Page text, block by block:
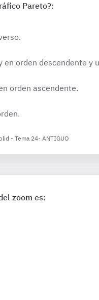
Pareto?:
en orden descendente
orden ascendente.
- Tema 24- ANTIGUO
zoom es: